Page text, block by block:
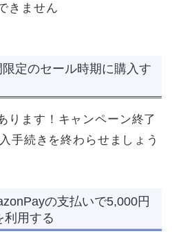
きません
定のセール時期に購入す
ります！キャンペーン終了
手続きを終わらせましょう
の支払いで5,000円
利用する